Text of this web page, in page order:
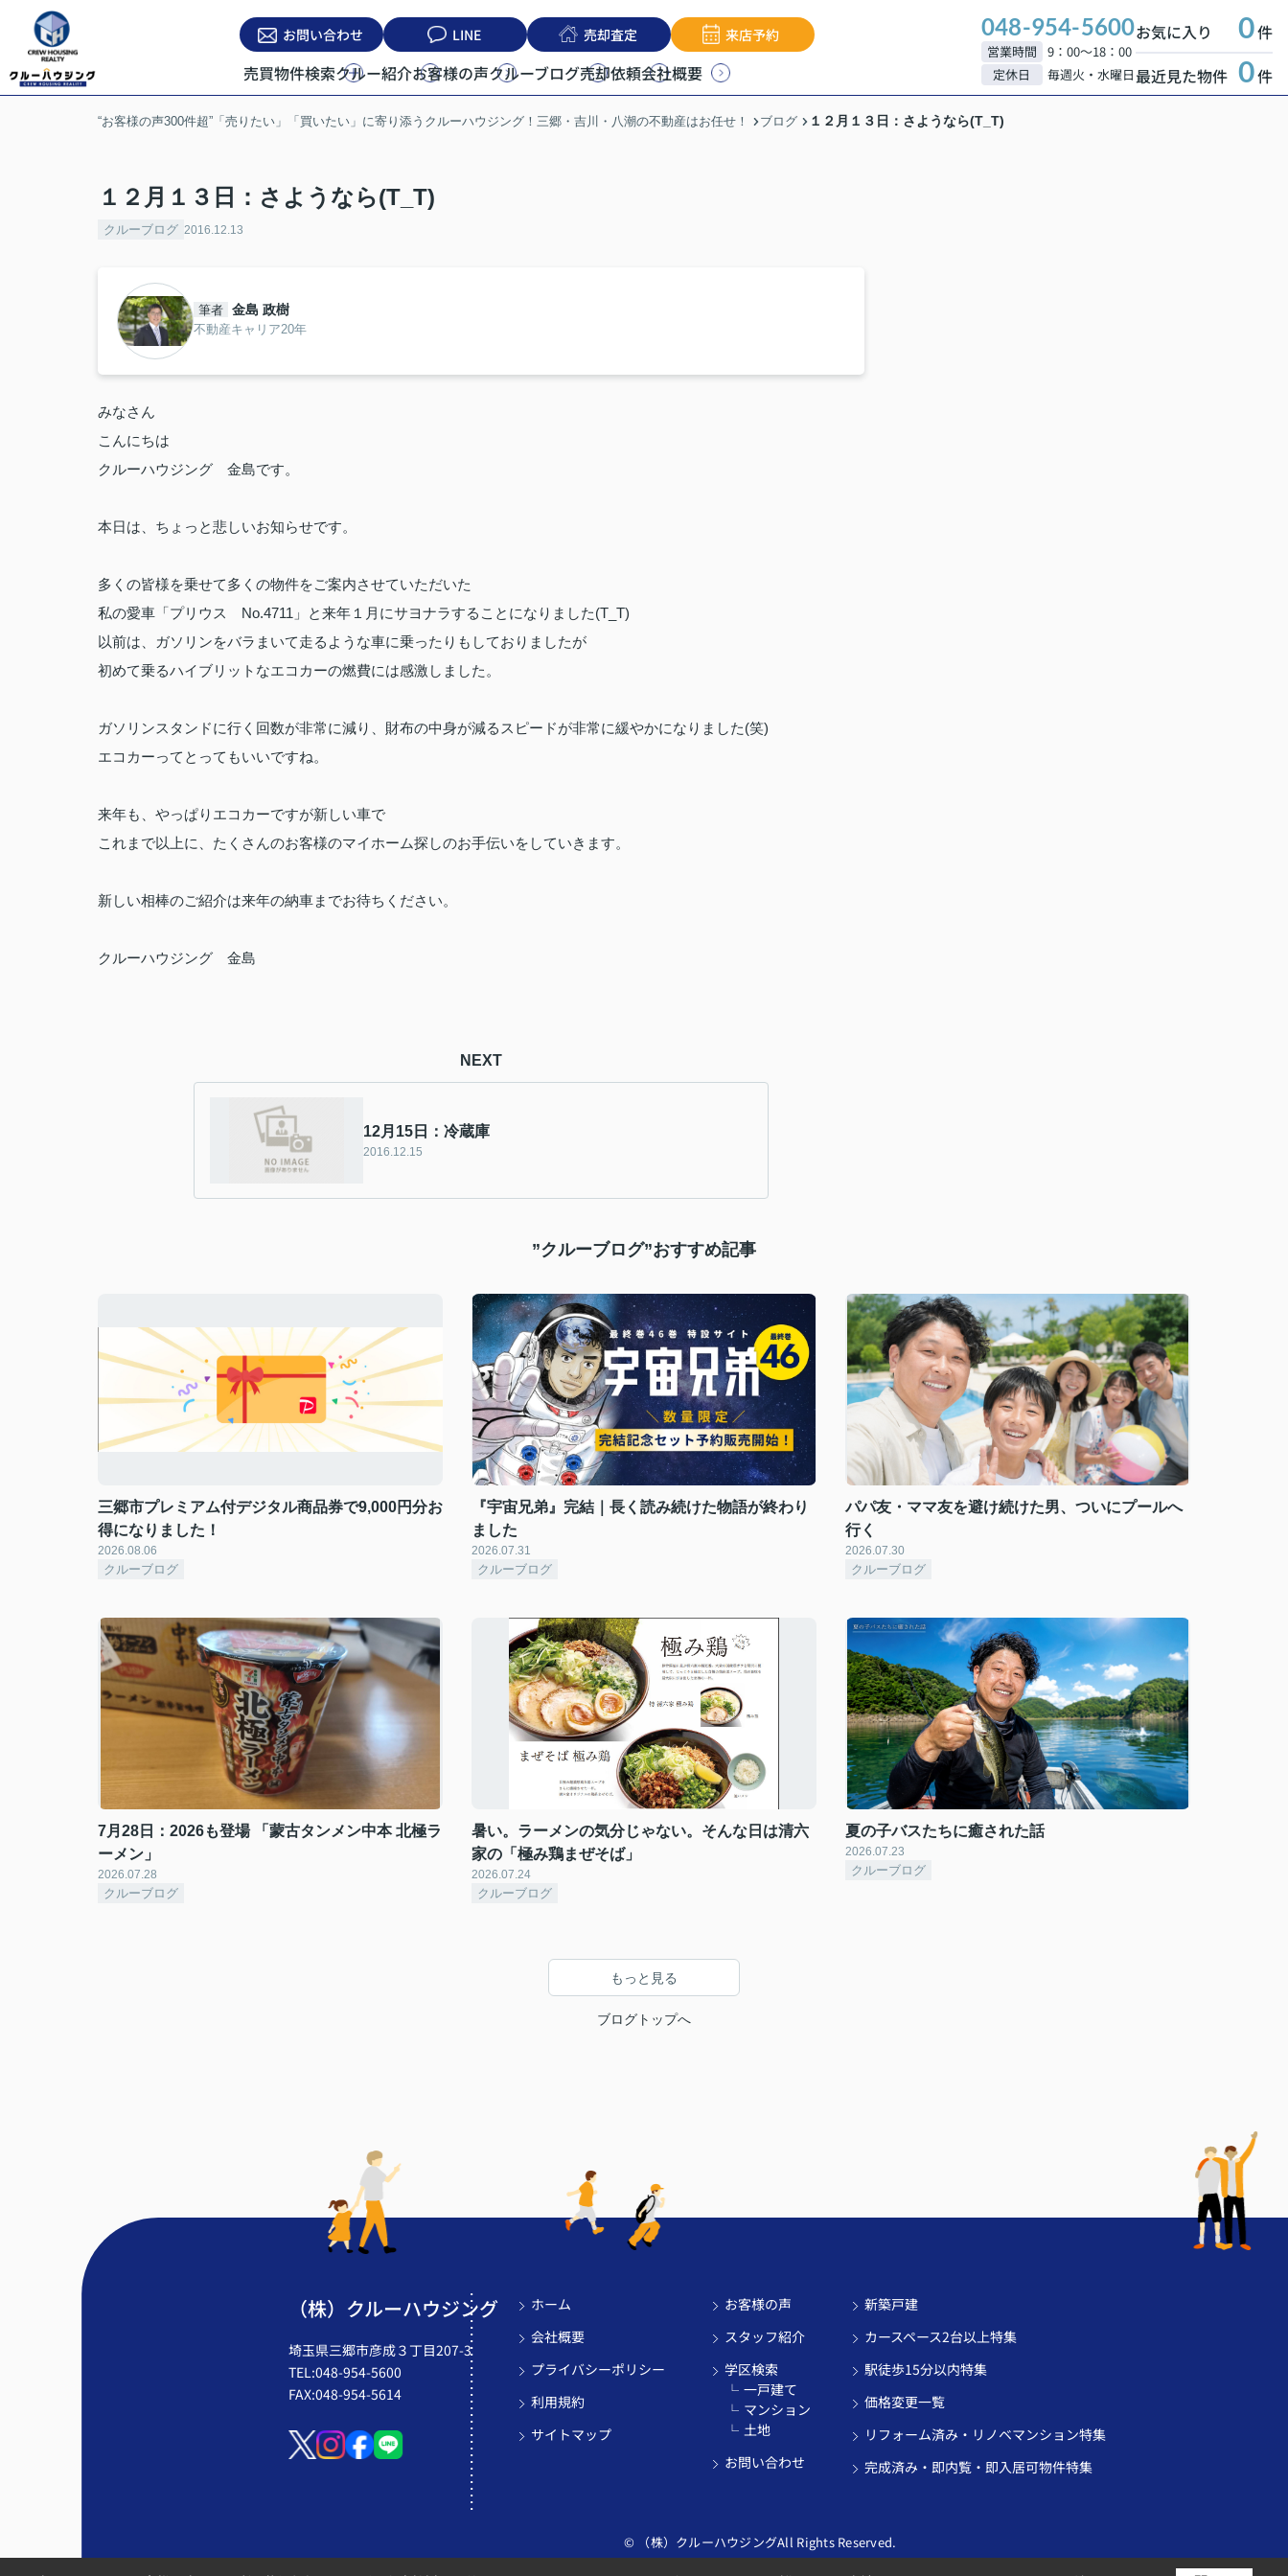
お問い合わせ LINE 売却査定 来店予約
売買物件検索クルー紹介お客様の声クルーブログ売却依頼会社概要
048-954-5600
営業時間
9：00～18：00
定休日
毎週火・水曜日
お気に入り 0件
最近見た物件 0件
“お客様の声300件超”「売りたい」「買いたい」に寄り添うクルーハウジング！三郷・吉川・八潮の不動産はお任せ！ ブログ １２月１３日：さようなら(T_T)
１２月１３日：さようなら(T_T)
クルーブログ 2016.12.13
筆者 金島 政樹
不動産キャリア20年
みなさん
こんにちは
クルーハウジング 金島です。
本日は、ちょっと悲しいお知らせです。
多くの皆様を乗せて多くの物件をご案内させていただいた
私の愛車「プリウス No.4711」と来年１月にサヨナラすることになりました(T_T)
以前は、ガソリンをバラまいて走るような車に乗ったりもしておりましたが
初めて乗るハイブリットなエコカーの燃費には感激しました。
ガソリンスタンドに行く回数が非常に減り、財布の中身が減るスピードが非常に緩やかになりました(笑)
エコカーってとってもいいですね。
来年も、やっぱりエコカーですが新しい車で
これまで以上に、たくさんのお客様のマイホーム探しのお手伝いをしていきます。
新しい相棒のご紹介は来年の納車までお待ちください。
クルーハウジング 金島
NEXT
12月15日：冷蔵庫
2016.12.15
”クルーブログ”おすすめ記事
三郷市プレミアム付デジタル商品券で9,000円分お
得になりました！
2026.08.06
クルーブログ
『宇宙兄弟』完結｜長く読み続けた物語が終わり
ました
2026.07.31
クルーブログ
パパ友・ママ友を避け続けた男、ついにプールへ
行く
2026.07.30
クルーブログ
7月28日：2026も登場 「蒙古タンメン中本 北極ラ
ーメン」
2026.07.28
クルーブログ
暑い。ラーメンの気分じゃない。そんな日は清六
家の「極み鶏まぜそば」
2026.07.24
クルーブログ
夏の子バスたちに癒された話
2026.07.23
クルーブログ
もっと見る
ブログトップへ
（株）クルーハウジング
埼玉県三郷市彦成３丁目207-3
TEL:048-954-5600
FAX:048-954-5614
ホーム
会社概要
プライバシーポリシー
利用規約
サイトマップ
お客様の声
スタッフ紹介
学区検索
一戸建て
マンション
土地
お問い合わせ
新築戸建
カースペース2台以上特集
駅徒歩15分以内特集
価格変更一覧
リフォーム済み・リノベマンション特集
完成済み・即内覧・即入居可物件特集
© （株）クルーハウジングAll Rights Reserved.